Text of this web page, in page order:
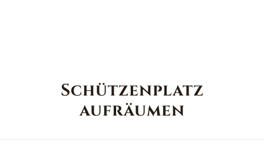
Schützenplatz
aufräumen